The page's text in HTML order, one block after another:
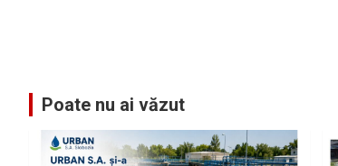
Poate nu ai văzut